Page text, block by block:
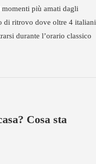
momenti più amati dagli
di ritrovo dove oltre 4 italiani
durante l’orario classico
Cosa sta